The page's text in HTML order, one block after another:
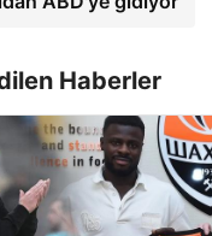
Haberler